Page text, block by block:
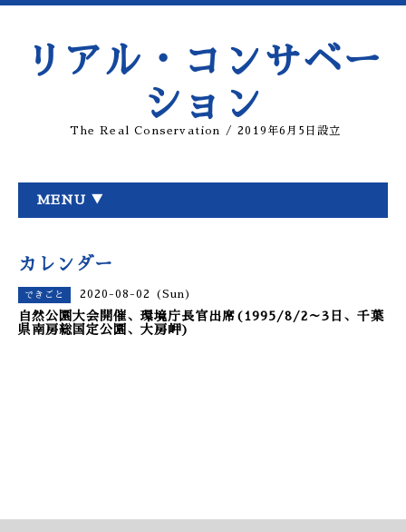
リアル・コンサベー
ション
The Real Conservation / 2019年6月5日設立
MENU ▼
カレンダー
できごと 2020-08-02 (Sun)
自然公園大会開催、環境庁長官出席(1995/8/2～3日、千葉
県南房総国定公園、大房岬)